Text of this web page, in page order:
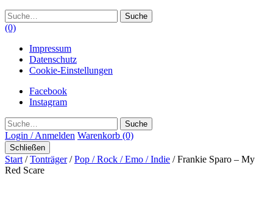
Suche
(0)
Impressum
Datenschutz
Cookie-Einstellungen
Facebook
Instagram
Suche
Login / Anmelden Warenkorb (0)
Schließen
Start /Tonträger/Pop / Rock / Emo / Indie / Frankie Sparo – My
Red Scare